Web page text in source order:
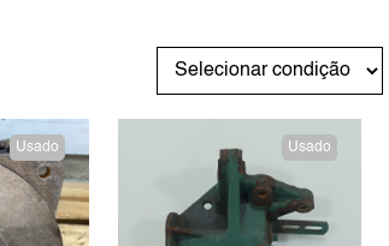
Usado Usado